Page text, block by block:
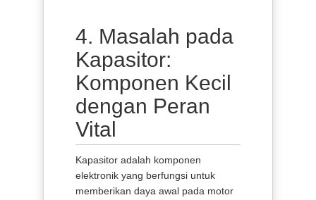
4. Masalah pada
Kapasitor:
Komponen Kecil
dengan Peran
Vital
Kapasitor adalah komponen
elektronik yang berfungsi untuk
memberikan daya awal pada motor